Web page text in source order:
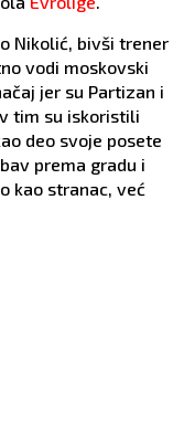
Nikolić, bivši trener
vodi moskovski
jer su Partizan i
tim su iskoristili
deo svoje posete
prema gradu i
kao stranac, već